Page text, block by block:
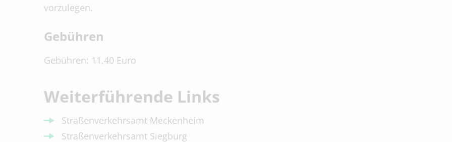
vorzulegen.
Gebühren
Gebühren: 11,40 Euro
Weiterführende Links
Straßenverkehrsamt Meckenheim
Straßenverkehrsamt Siegburg